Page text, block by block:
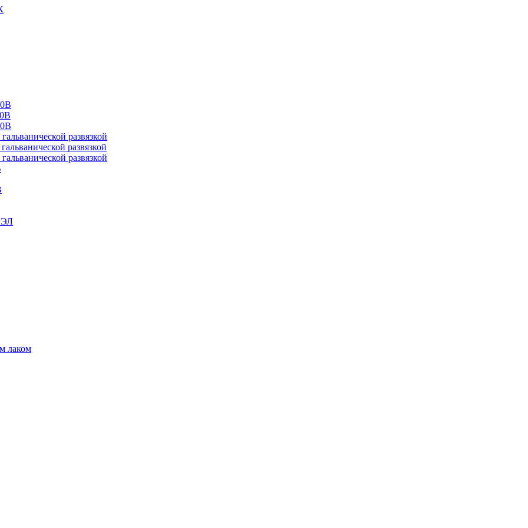
развязкой
развязкой
развязкой
лаком